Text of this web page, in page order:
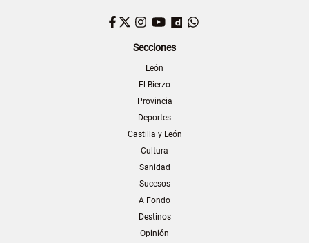
Facebook
TwitterInstagram
YouTubeDailymotion
Secciones
León
El Bierzo
Provincia
Deportes
Castilla y León
Cultura
Sanidad
Sucesos
A Fondo
Destinos
Opinión